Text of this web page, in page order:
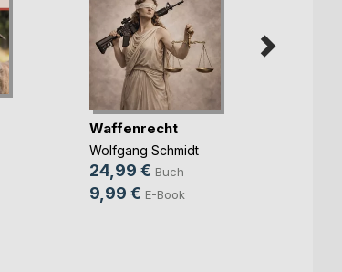
Waffenrecht
Wolfgang Schmidt
24,99 € Buch
9,99 € E-Book